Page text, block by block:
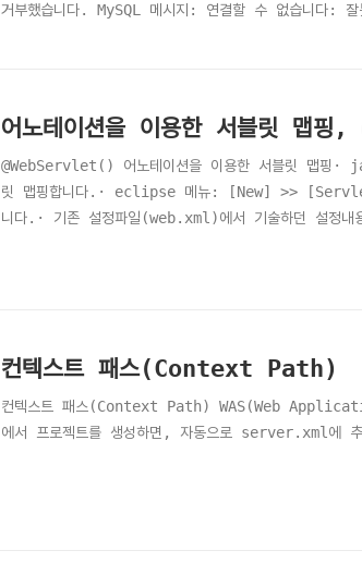
거부했습니다. MySQL 메시지: 연결할 수 없습
어노테이션을 이용한 서블릿 맵
@WebServlet() 어노테이션을 이용한 서블릿 맵핑·
릿 맵핑합니다.· eclipse 메뉴: [New] >> [Servlet]
니다.· 기존 설정파일(web.xml)에서 기술하던 설정내
컨텍스트 패스(Context Path)
컨텍스트 패스(Context Path) WAS(Web
에서 프로젝트를 생성하면, 자동으로 server.xml에